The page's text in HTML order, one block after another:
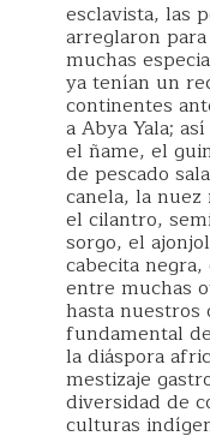
esclavista, las
arreglaron
muchas
ya tenían un
continentes
a Abya Yala;
el ñame, el
de pescado
canela, la
el cilantro,
sorgo, el
cabecita
entre muchas
hasta nuestros
fundamental
la diáspora
mestizaje
diversidad de
culturas